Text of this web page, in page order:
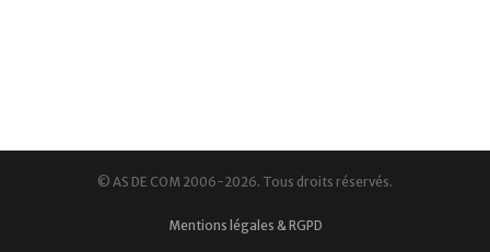
© AS DE COM 2006-2026. Tous droits réservés.
Mentions légales & RGPD